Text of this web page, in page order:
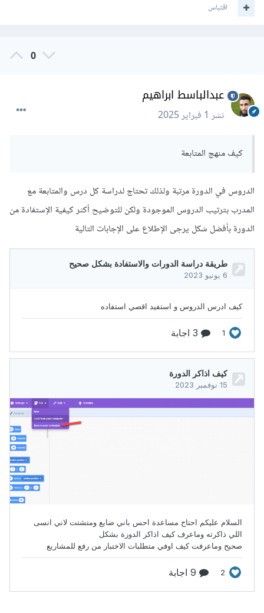
اقتباس
0
عبدالباسط ابراهيم
نشر1 فبراير 2025
كيف منهج المتابعة
الدروس في الدورة مرتبة ولذلك تحتاج لدراسة كل درس والمتابعة مع
المدرب بترتيب الدروس الموجودة ولكن للتوضيح أكثر كيفية الإستفادة من
الدورة بأفضل شكل يرجى الإطلاع على الإجابات التالية